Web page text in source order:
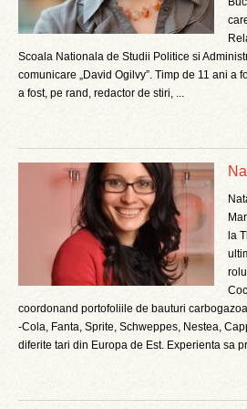
Scoala Nationala de Studii Politice si
comunicare „David Ogilvy”. Timp de 11 ani a
a fost, pe rand, redactor de stiri, ...
la
coordonand portofoliile de bauturi
-Cola, Fanta, Sprite, Schweppes, Nestea,
diferite tari din Europa de Est. Experienta sa